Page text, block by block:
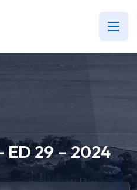
ED 29 – 2024